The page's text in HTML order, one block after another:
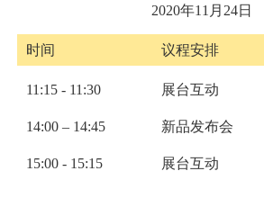
2020年11月24日
时间 议程安排
11:15 - 11:30 展台互动
14:00 – 14:45 新品发布会
15:00 - 15:15 展台互动